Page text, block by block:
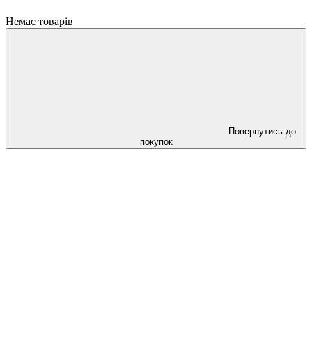
Немає товарів
Повернутись до
покупок